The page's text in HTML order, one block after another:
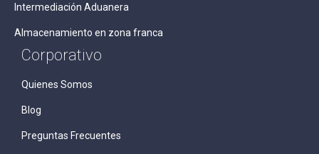
Intermediación Aduanera
Almacenamiento en zona franca
Corporativo
Quienes Somos
Blog
Preguntas Frecuentes